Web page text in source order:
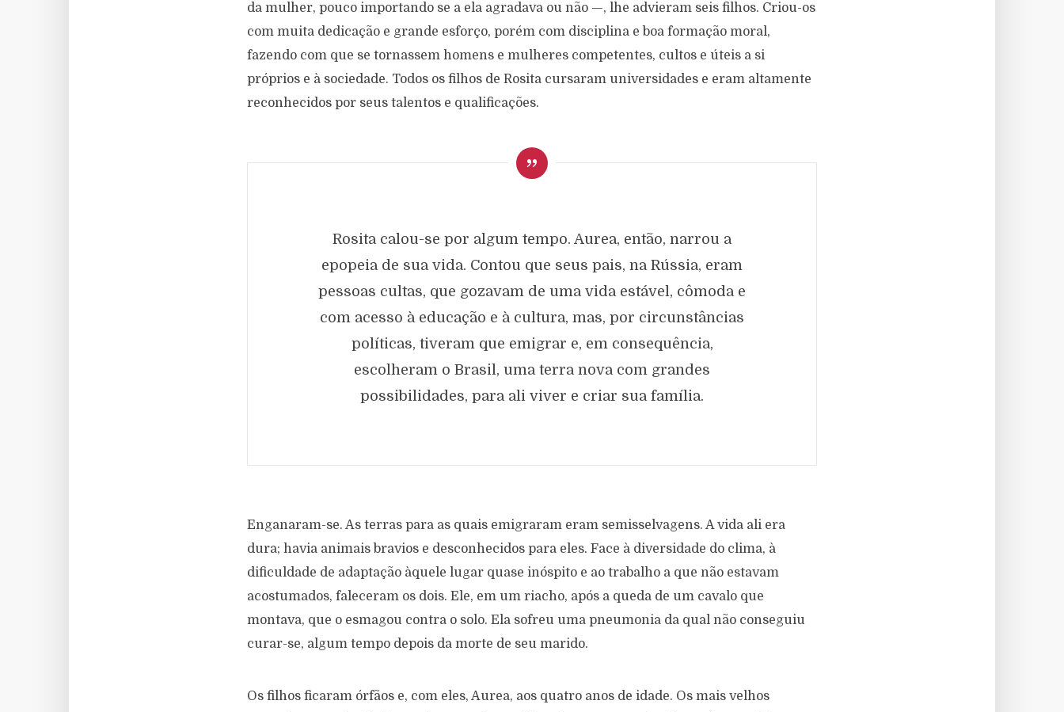
da mulher, pouco importando se a ela agradava ou não —, lhe advieram seis filhos. Criou-os
com muita dedicação e grande esforço, porém com disciplina e boa formação moral,
fazendo com que se tornassem homens e mulheres competentes, cultos e úteis a si
próprios e à sociedade. Todos os filhos de Rosita cursaram universidades e eram altamente
reconhecidos por seus talentos e qualificações.
Rosita calou-se por algum tempo. Aurea, então, narrou a
epopeia de sua vida. Contou que seus pais, na Rússia, eram
pessoas cultas, que gozavam de uma vida estável, cômoda e
com acesso à educação e à cultura, mas, por circunstâncias
políticas, tiveram que emigrar e, em consequência,
escolheram o Brasil, uma terra nova com grandes
possibilidades, para ali viver e criar sua família.
Enganaram-se. As terras para as quais emigraram eram semisselvagens. A vida ali era
dura; havia animais bravios e desconhecidos para eles. Face à diversidade do clima, à
dificuldade de adaptação àquele lugar quase inóspito e ao trabalho a que não estavam
acostumados, faleceram os dois. Ele, em um riacho, após a queda de um cavalo que
montava, que o esmagou contra o solo. Ela sofreu uma pneumonia da qual não conseguiu
curar-se, algum tempo depois da morte de seu marido.
Os filhos ficaram órfãos e, com eles, Aurea, aos quatro anos de idade. Os mais velhos